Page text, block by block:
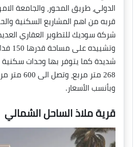
الدولي، طريق المحور، والجامعة
قربه من اهم المشاريع السكنية
شركة سوديك للتطوير العقاري
شديدة كما يتوفر بها وحدات سكنية
268 متر
وبأنسب الأسعار.
قرية ملاذ الساحل الشمالي